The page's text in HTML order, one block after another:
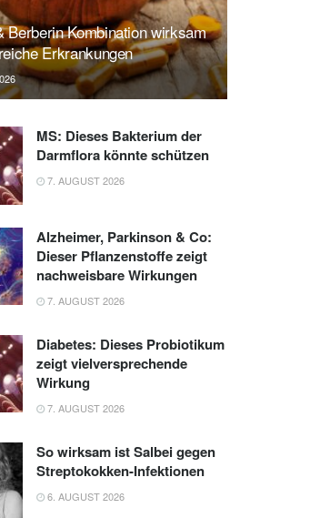
Berberin Kombination wirksam
Erkrankungen
MS: Dieses Bakterium der
Darmflora könnte schützen
7. AUGUST 2026
Alzheimer, Parkinson & Co:
Dieser Pflanzenstoffe zeigt
nachweisbare Wirkungen
7. AUGUST 2026
Diabetes: Dieses Probiotikum
zeigt vielversprechende
Wirkung
7. AUGUST 2026
So wirksam ist Salbei gegen
Streptokokken-Infektionen
6. AUGUST 2026